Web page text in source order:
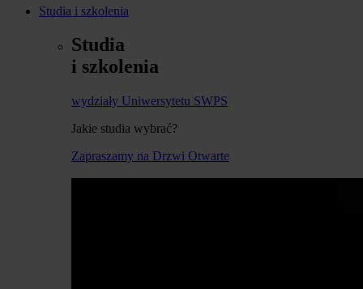
Studia i szkolenia
Studia
i szkolenia
wydziały Uniwersytetu SWPS
Jakie studia wybrać?
Zapraszamy na Drzwi Otwarte